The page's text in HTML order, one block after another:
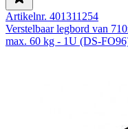
Artikelnr. 401311254
Verstelbaar legbord van
max. 60 kg - 1U (DS-